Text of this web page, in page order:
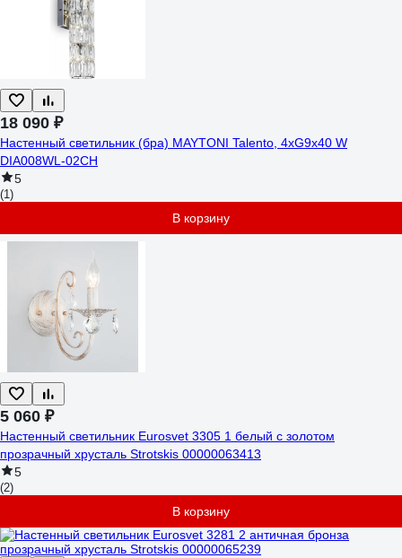
18 090 ₽
Настенный светильник (бра) MAYTONI Talento, 4хG9x40 W
DIA008WL-02CH
5
(1)
В корзину
5 060 ₽
Настенный светильник Eurosvet 3305 1 белый с золотом
прозрачный хрусталь Strotskis 00000063413
5
(2)
В корзину